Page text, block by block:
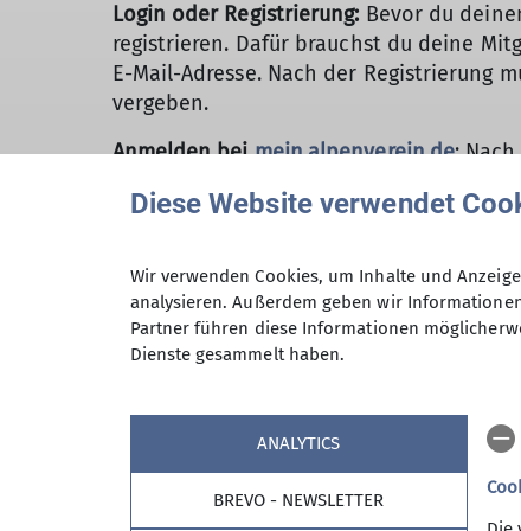
Login oder Registrierung: Bevor du
registrieren. Dafür brauchst du deine
E-Mail-Adresse. Nach der Registrierung
vergeben.
Anmelden beimein.alpenverein.de:
Für Neueinsteiger*in:Frisch beim DAV
digitalen Ausweis abrufen. Ab dem 1.
Und das war's schon! Mit dem digitalen
Diese Website verwendet
Wir verwenden Cookies, um Inhalte und
analysieren. Außerdem geben wir
Partner führen diese Informationen
Dienste gesammelt haben.
ANALYTICS
BREVO - NEWSLETTER